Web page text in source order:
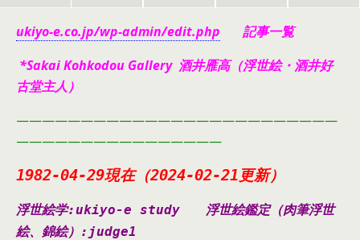
ukiyo-e.co.jp/wp-admin/edit.php 記事一覧
*Sakai Kohkodou Gallery 酒井雁高（浮世絵・酒井好
古堂主人）
—————————————————————————
————————————————
1982-04-29現在（2024-02-21 更新）
浮世絵学:ukiyo-e study 浮世絵鑑定（肉筆浮世
絵、錦絵） :judge1